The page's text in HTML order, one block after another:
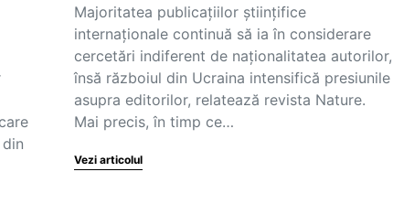
Majoritatea publicațiilor științifice
internaționale continuă să ia în considerare
cercetări indiferent de naționalitatea autorilor,
însă războiul din Ucraina intensifică presiunile
asupra editorilor, relatează revista Nature.
Mai precis, în timp ce…
Vezi articolul